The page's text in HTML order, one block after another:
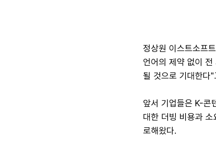
정상원 이스트소프
언어의 제약 없이
될 것으로 기대한다"
앞서 기업들은 K-콘
대한 더빙 비용과
로해왔다.